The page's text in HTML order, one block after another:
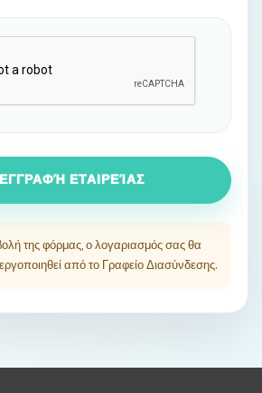
ΕΓΓΡΑΦΉ ΕΤΑΙΡΕΊΑΣ
της φόρμας, ο λογαριασμός σας θα
από το Γραφείο Διασύνδεσης.